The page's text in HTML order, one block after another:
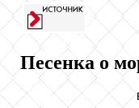
Песенка о